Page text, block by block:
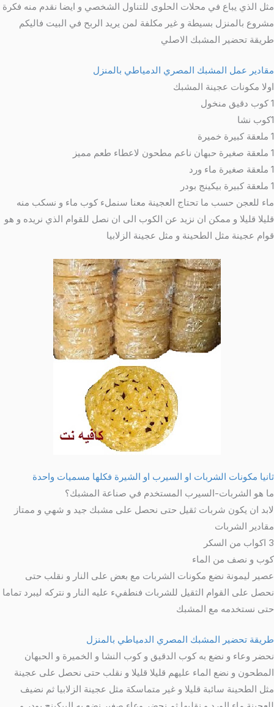
مثل الذي يباع في محلات الحلوى للتناول الشخصي و ايضا نقدم منه فكرة
مشروع بالمنزل بسيطة و غير مكلفة لمن يريد الربح في البيت فاليكم
طريقة تحضير المشبك الاصلي
مقادير عمل المشبك المصري الدمياطي بالمنزل
اولا مكونات عجينة المشبك
1 كوب دقيق منخول
1كوب نشا
1 ملعقة كبيرة خميرة
1 ملعقة صغيرة حبهان ناعم مطحون لاعطاء طعم مميز
1 ملعقة صغيرة ماء ورد
1 ملعقة كبيرة بيكينج بودر
ماء للعجن حسب ما تحتاج العجينة معنا سنملء كوب ماء و نسكب منه
قليلا قليلا و ممكن ان نزيد عن الكوب الى ان نصل للقوام الذي نريده و هو
قوام عجينة مثل الطحينة و مثل عجينة الزلابيا
ثانيا مكونات الشربات او السيرب او الشيرة فكلها مسميات واحدة
ما هو الشربات-السيرب المستخدم في صناعة المشبك؟
لابد ان يكون شربات ثقيل حتى نحصل على مشبك جيد و شهي و ممتاز
مقادير الشربات
3 اكواب من السكر
كوب و نصف من الماء
عصير ليمونة نضع مكونات الشربات مع بعض على النار و نقلب حتى
نحصل على القوام الثقيل للشربات فنطفيء عليه النار و نتركه ليبرد تماما
حتى نستخدمه مع المشبك
طريقة تحضير المشبك المصري الدمياطي بالمنزل
نحضر وعاء و نضع به كوب الدقيق و كوب النشا و الخميرة و الحبهان
المطحون و نضع الماء عليهم قليلا قليلا و نقلب حتى نحصل على عجينة
مثل الطحينة سائبة قليلا و غير متماسكة مثل عجينة الزلابيا ثم نضيف